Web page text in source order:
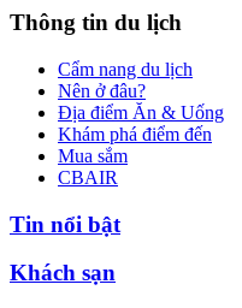
Thông tin du lịch
Cẩm nang du lịch
Nên ở đâu?
Địa điểm Ăn & Uống
Khám phá điểm đến
Mua sắm
CBAIR
Tin nổi bật
Khách sạn